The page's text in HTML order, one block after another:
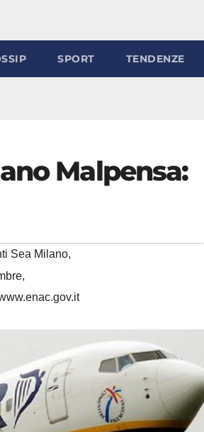
SPORT TENDENZE
Malpensa:
Sea Milano,
,